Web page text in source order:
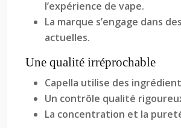
l’expérience de vape.
La marque s’engage dans
actuelles.
Une qualité irréprochable
Capella utilise des
Un contrôle qualité
La concentration et la